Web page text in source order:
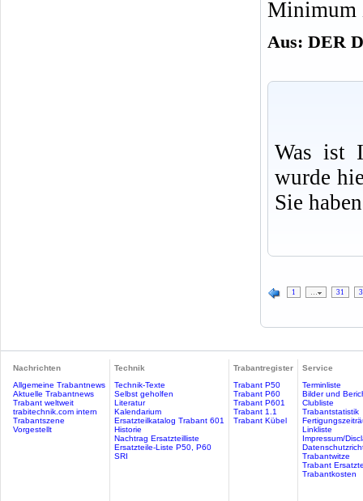
Minimum
Aus: DER
Was ist
wurde
Sie
1 … 31
Nachrichten
Allgemeine Trabantnews
Aktuelle Trabantnews
Trabant weltweit
trabitechnik.com intern
Trabantszene
Vorgestellt
Technik
Technik-Texte
Selbst geholfen
Literatur
Kalendarium
Ersatzteilkatalog Trabant 601
Historie
Nachtrag Ersatzteilliste
Ersatzteile-Liste P50, P60
SRI
Trabantregister
Trabant P50
Trabant P60
Trabant P601
Trabant 1.1
Trabant Kübel
Service
Terminliste
Bilder und
Clubliste
Trabantstatistik
Linkliste
Impressum/
Trabantwitze
Trabant
Trabantkosten